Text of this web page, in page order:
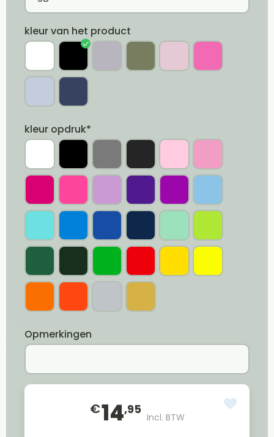
kleur van het product
kleur opdruk*
Opmerkingen
€14,95
Incl. BTW